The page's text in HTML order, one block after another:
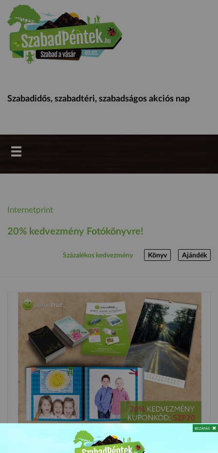
Szabadidős, szabadtéri, szabadságos akciós nap
Internetprint
20% kedvezmény Fotókönyvre!
Ajándék
Könyv
Százalékos kedvezmény